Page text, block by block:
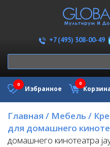
+7 (495) 308-00-49
Избранное
0 0
Главная / Мебель /
для домашнего
домашнего кинотеатра